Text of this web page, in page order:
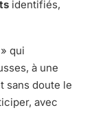
identifiés,
qui
à une
sans doute le
avec